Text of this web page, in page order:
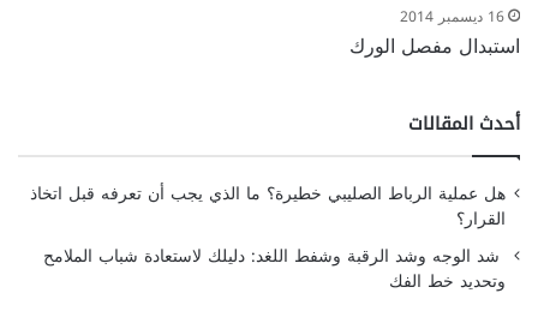
16 ديسمبر 2014
استبدال مفصل الورك
أحدث المقالات
هل عملية الرباط الصليبي خطيرة؟ ما الذي يجب أن تعرفه قبل اتخاذ
القرار؟
شد الوجه وشد الرقبة وشفط اللغد: دليلك لاستعادة شباب الملامح
وتحديد خط الفك